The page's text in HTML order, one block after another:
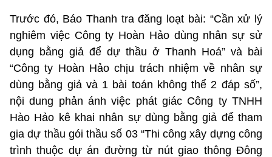
Trước đó, Báo Thanh tra đăng loạt bài: “Cần xử lý
nghiêm việc Công ty Hoàn Hảo dùng nhân sự sử
dụng bằng giả để dự thầu ở Thanh Hoá” và bài
“Công ty Hoàn Hảo chịu trách nhiệm về nhân sự
dùng bằng giả và 1 bài toán không thể 2 đáp số”,
nội dung phản ánh việc phát giác Công ty TNHH
Hào Hảo kê khai nhân sự dùng bằng giả để tham
gia dự thầu gói thầu số 03 “Thi công xây dựng công
trình thuộc dự án đường từ nút giao thông Đông